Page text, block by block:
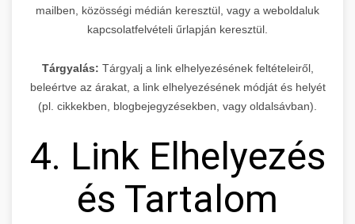
mailben, közösségi médián keresztül, vagy a weboldaluk
kapcsolatfelvételi űrlapján keresztül.
Tárgyalás: Tárgyalj a link elhelyezésének feltételeiről,
beleértve az árakat, a link elhelyezésének módját és helyét
(pl. cikkekben, blogbejegyzésekben, vagy oldalsávban).
4. Link Elhelyezés
és Tartalom